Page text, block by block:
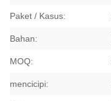
Paket / Kasus:
Bahan:
MOQ:
mencicipi: